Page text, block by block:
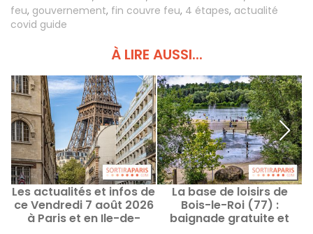
feu, gouvernement, fin couvre feu, 4 étapes, actualité
covid guide
À LIRE AUSSI...
Les actualités et infos de
ce Vendredi 7 août 2026
à Paris et en Ile-de-
La base de loisirs de
Bois-le-Roi (77) :
baignade gratuite et